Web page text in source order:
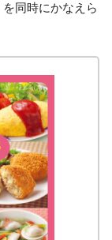
を同時にかなえら